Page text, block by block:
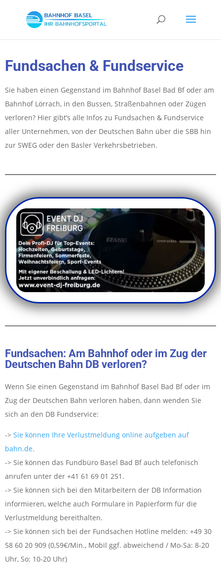
Fundsachen & Fundservice
Sie haben einen Gegenstand im Bahnhof Basel Bad Bf oder am
Bahnhof Lörrach, in den Bussen, Straßenbahnen oder Zügen
verloren? Hier gibt’s alle Infos zu Fundsachen & Fundservice
aller Unternehmen, von der Deutschen Bahn über die SBB hin
zur SWEG oder den Basler Verkehrsbetrieben.
Fundsachen: Am Bahnhof oder im Zug der
Deutschen Bahn DB verloren?
Wenn Sie einen Gegenstand im Bahnhof Basel Bad Bf oder im
Zug der Deutschen Bahn verloren haben, dann wenden Sie
sich an den DB Fundservice:
-> Sie können Ihre Verlustmeldung online aufgeben auf
bahn.de.
-> Sie können das Fundbüro Basel Bad Bf auch telefonisch
anrufen unter der +41 61 69 01 251.
-> Sie können sich bei den Mitarbeitern der DB Information
informieren, welche auch Formulare in Papierform für die
Verlustmeldung bereithalten.
-> Sie können sich bei der Fundsachen Hotline melden: +49 30
58 60 20 909 (0,59€/Min., Mobil ggf. abweichend / Mo-Sa: 8-20
Uhr, So: 10-20 Uhr)